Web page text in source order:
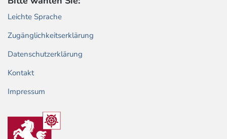
Leichte Sprache
Zugänglichkeitserklärung
Datenschutzerklärung
Kontakt
Impressum